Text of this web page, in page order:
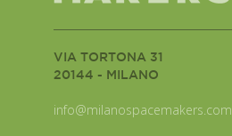
VIA TORTONA 31
20144 - MILANO
info@milanospacemakers.com